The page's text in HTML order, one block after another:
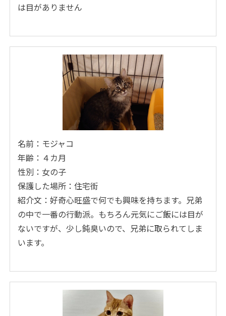
は目がありません
名前：モジャコ
年齢：４カ月
性別：女の子
保護した場所：住宅街
紹介文：好奇心旺盛で何でも興味を持ちます。兄弟
の中で一番の行動派。もちろん元気にご飯には目が
ないですが、少し鈍臭いので、兄弟に取られてしま
います。